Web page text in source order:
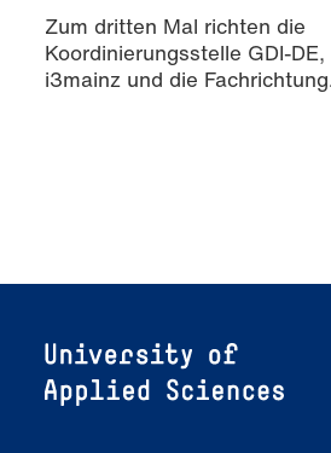
Zum dritten Mal richten die
Koordinierungsstelle GDI-DE,
i3mainz und die Fachrichtung